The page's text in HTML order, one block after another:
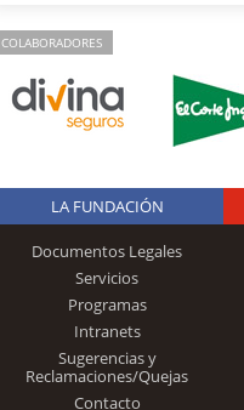
COLABORADORES
LA FUNDACIÓN
Documentos Legales
Servicios
Programas
Intranets
Sugerencias y
Reclamaciones/Quejas
Contacto